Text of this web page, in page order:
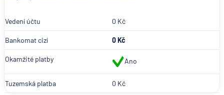
Vedení účtu 0 Kč
Bankomat cizí 0 Kč
Okamžité platby Ano
Tuzemská platba 0 Kč